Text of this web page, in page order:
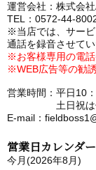
運営会社：株式会
TEL：0572-44-
※当店では、サー
通話を録音させて
※お客様専用の電話
※WEB広告等の勧
営業時間：平日10
土日祝は
E-mail：
営業日カレンダー
今月(2026年8月)